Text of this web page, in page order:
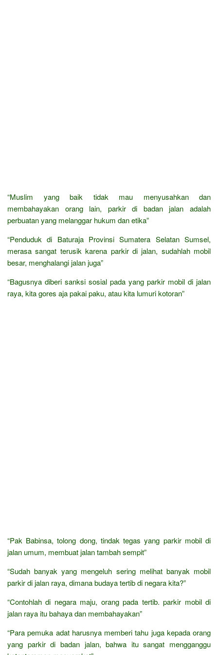
“Muslim yang baik tidak mau menyusahkan dan
membahayakan orang lain, parkir di badan jalan adalah
perbuatan yang melanggar hukum dan etika”
“Penduduk di Baturaja Provinsi Sumatera Selatan Sumsel,
merasa sangat terusik karena parkir di jalan, sudahlah mobil
besar, menghalangi jalan juga”
“Bagusnya diberi sanksi sosial pada yang parkir mobil di jalan
raya, kita gores aja pakai paku, atau kita lumuri kotoran”
“Pak Babinsa, tolong dong, tindak tegas yang parkir mobil di
jalan umum, membuat jalan tambah sempit”
“Sudah banyak yang mengeluh sering melihat banyak mobil
parkir di jalan raya, dimana budaya tertib di negara kita?”
“Contohlah di negara maju, orang pada tertib. parkir mobil di
jalan raya itu bahaya dan membahayakan”
“Para pemuka adat harusnya memberi tahu juga kepada orang
yang parkir di badan jalan, bahwa itu sangat mengganggu